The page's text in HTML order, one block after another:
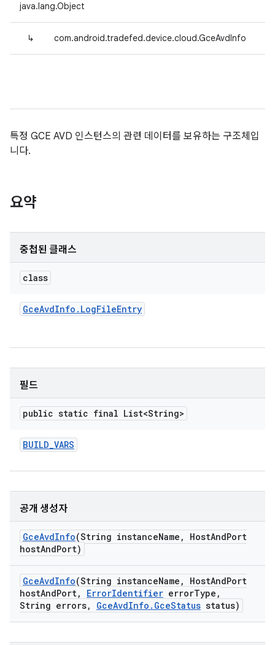
java.lang.Object
↳ com.android.tradefed.device.cloud.GceAvdInfo
특정 GCE AVD 인스턴스의 관련 데이터를 보유하는 구조체입
니다.
요약
중첩된 클래스
class
GceAvdInfo . LogFileEntry
필드
public static final List<String>
BUILD_VARS
공개 생성자
GceAvdInfo(String instanceName , HostAndPort
hostAndPort)
GceAvdInfo(String instanceName , HostAndPort
hostAndPort, ErrorIdentifier errorType ,
String errors, GceAvdInfo . GceStatus status)